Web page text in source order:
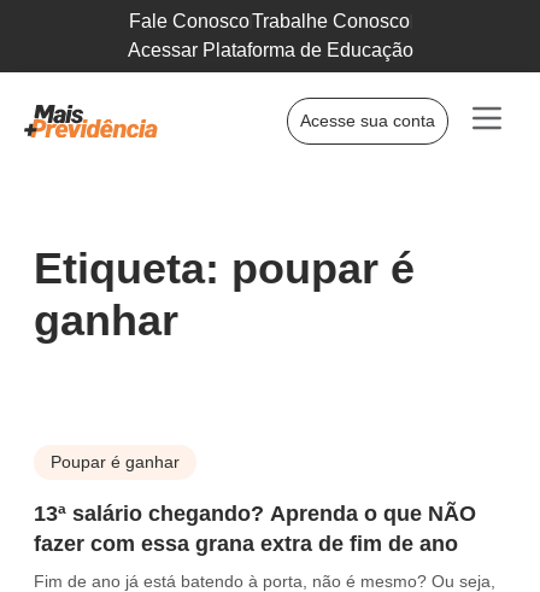
Fale ConoscoTrabalhe Conosco
Acessar Plataforma de Educação
Acesse sua conta
Etiqueta: poupar é
ganhar
Poupar é ganhar
13ª salário chegando? Aprenda o que NÃO
fazer com essa grana extra de fim de ano
Fim de ano já está batendo à porta, não é mesmo? Ou seja,